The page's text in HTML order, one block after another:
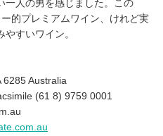
一人の男を感じました。この
的プレミアムワイン、けれど実
すいワイン。
6285 Australia
(61 8) 9759 0001